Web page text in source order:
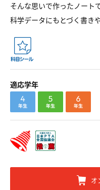
そんな思いで作ったノート
科学データにもとづく書き
適応学年
オ